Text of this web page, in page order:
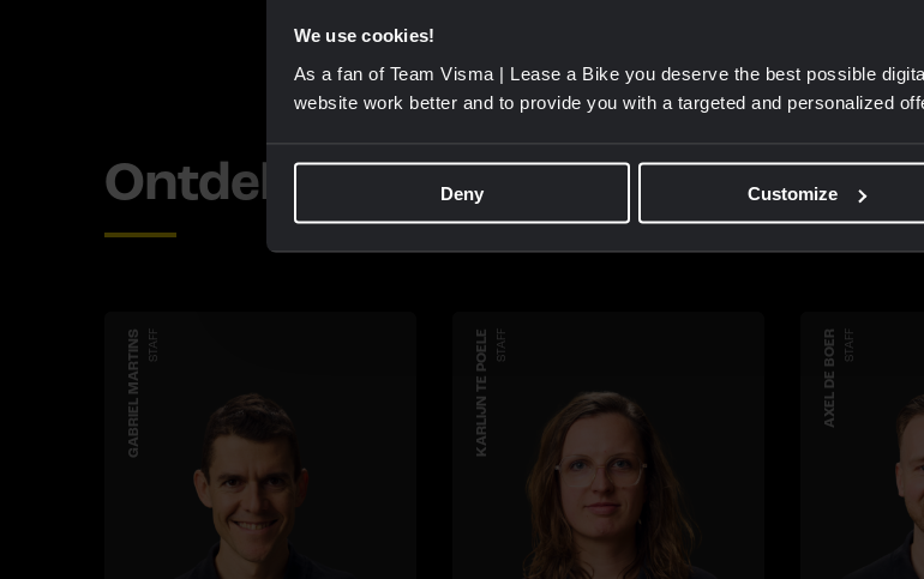
We use cookies!
As a fan of Team Visma | Lease a Bike you deserve the best possible
website work better and to provide you with a targeted and personalized
Deny Customize
Ontdek meer teamleden
GABRIEL MARTINS STAFF KARLIJN TE POELE STAFF AXEL DE BOER STAFF